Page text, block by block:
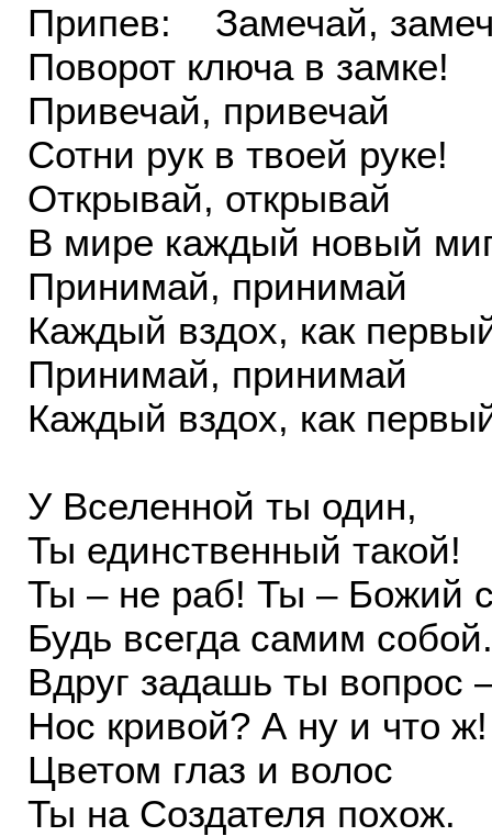
Припев: Замечай,
Поворот ключа в замке!
Привечай, привечай
Сотни рук в твоей руке!
Открывай, открывай
В мире каждый новый
Принимай, принимай
Каждый вздох, как
Принимай, принимай
Каждый вздох, как
У Вселенной ты один,
Ты единственный такой!
Ты – не раб! Ты – Божий
Будь всегда самим собой.
Вдруг задашь ты вопрос
Нос кривой? А ну и что ж!
Цветом глаз и волос
Ты на Создателя похож.